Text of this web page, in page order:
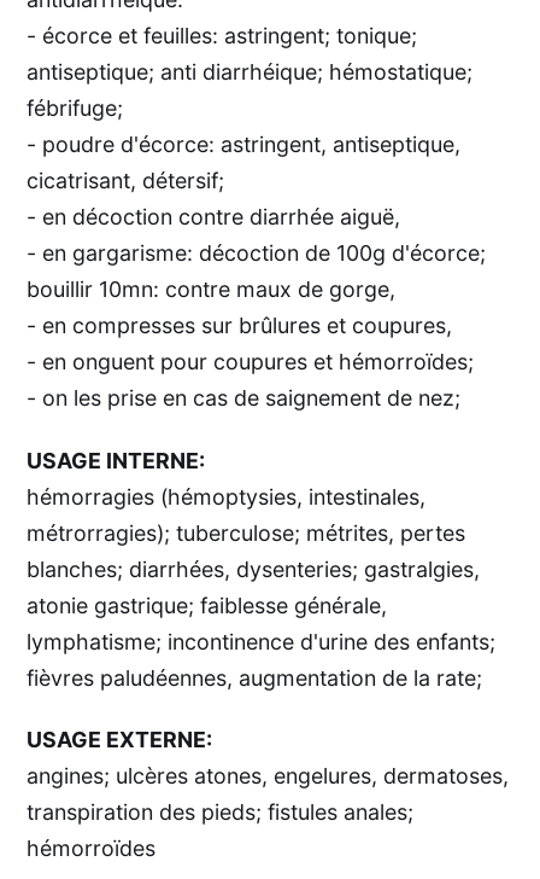
- écorce et feuilles: astringent; tonique;
antiseptique; anti diarrhéique; hémostatique;
fébrifuge;
- poudre d'écorce: astringent, antiseptique,
cicatrisant, détersif;
- en décoction contre diarrhée aiguë,
- en gargarisme: décoction de 100g d'écorce;
bouillir 10mn: contre maux de gorge,
- en compresses sur brûlures et coupures,
- en onguent pour coupures et hémorroïdes;
- on les prise en cas de saignement de nez;
USAGE INTERNE:
hémorragies (hémoptysies, intestinales,
métrorragies); tuberculose; métrites, pertes
blanches; diarrhées, dysenteries; gastralgies,
atonie gastrique; faiblesse générale,
lymphatisme; incontinence d'urine des enfants;
fièvres paludéennes, augmentation de la rate;
USAGE EXTERNE:
angines; ulcères atones, engelures, dermatoses,
transpiration des pieds; fistules anales;
hémorroïdes